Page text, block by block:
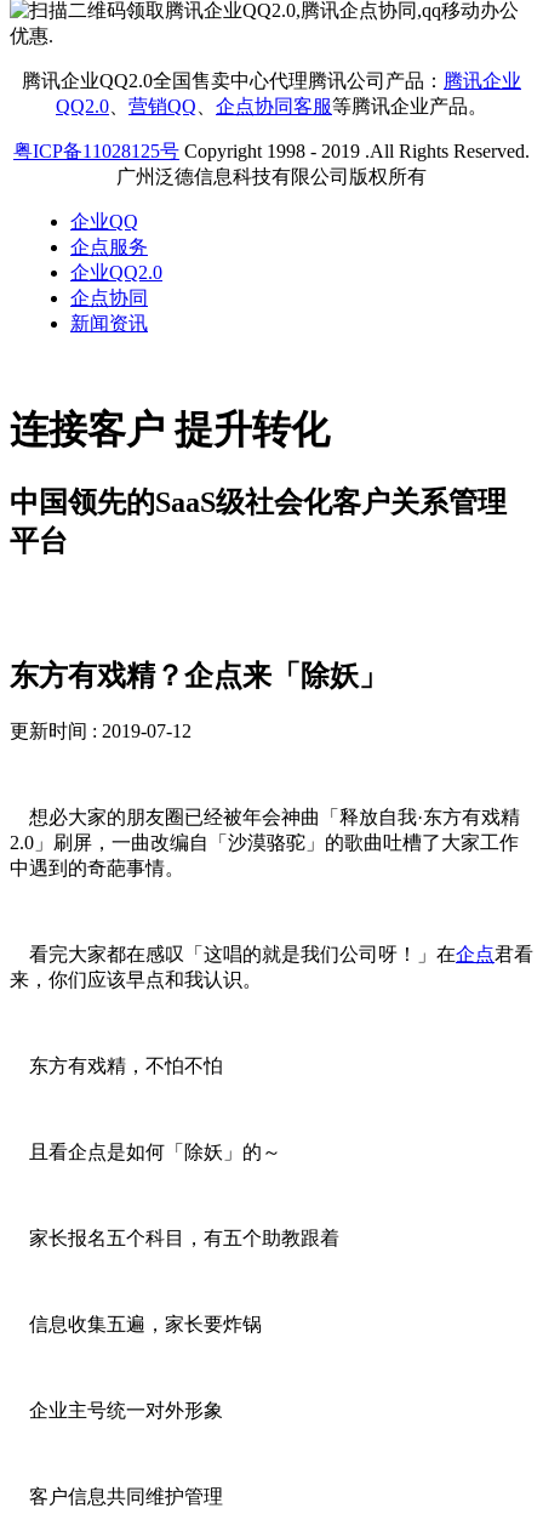
腾讯企业QQ2.0全国售卖中心代理腾讯公司产品： 腾讯企业
QQ2.0
营销QQ 企点协同客服等腾讯企业产品。
粤ICP备11028125号 Copyright 1998 - 2019 .All Rights Reserved.
广州泛德信息科技有限公司版权所有
企业QQ
企点服务
企业QQ2.0
企点协同
新闻资讯
连接客户 提升转化
中国领先的SaaS级社会化客户关系管理
平台
东方有戏精？企点来「除妖」
更新时间 : 2019-07-12
想必大家的朋友圈已经被年会神曲「释放自我·东方有戏精
2.0」刷屏，一曲改编自「沙漠骆驼」的歌曲吐槽了大家工作
中遇到的奇葩事情。
看完大家都在感叹「这唱的就是我们公司呀！」在企点君看
来，你们应该早点和我认识。
东方有戏精，不怕不怕
且看企点是如何「除妖」的～
家长报名五个科目，有五个助教跟着
信息收集五遍，家长要炸锅
企业主号统一对外形象
客户信息共同维护管理